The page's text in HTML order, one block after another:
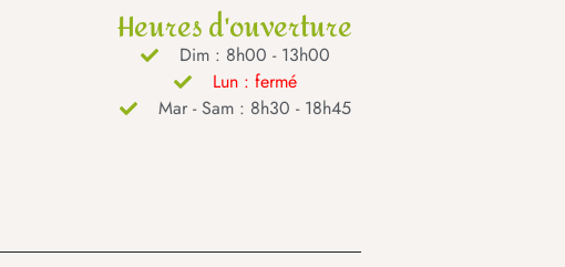
Heures d'ouverture
Dim : 8h00 - 13h00
Lun : fermé
Mar - Sam : 8h30 - 18h45